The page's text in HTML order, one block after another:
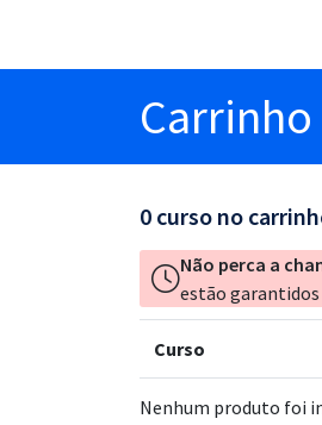
Carrinho
0 curso no
Não perca a
estão
Curso
Nenhum produto foi